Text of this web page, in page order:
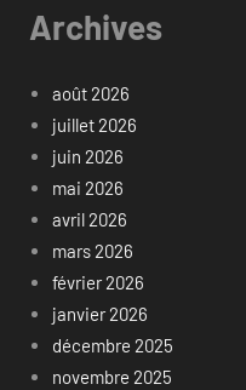
Archives
août 2026
juillet 2026
juin 2026
mai 2026
avril 2026
mars 2026
février 2026
janvier 2026
décembre 2025
novembre 2025